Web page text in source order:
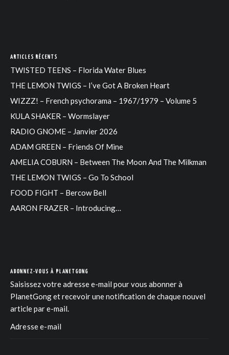
ARTICLES RÉCENTS
TWISTED TEENS – Florida Water Blues
THE LEMON TWIGS – I’ve Got A Broken Heart
WIZZZ! – French psychorama – 1967/1979 – Volume 5
KULA SHAKER – Wormslayer
RADIO GNOME – Janvier 2026
ADAM GREEN – Friends Of Mine
AMELIA COBURN – Between The Moon And The Milkman
THE LEMON TWIGS – Go To School
FOOD FIGHT – Bercow Bell
AARON FRAZER – Introducing…
ABONNEZ-VOUS À PLANETGONG
Saisissez votre adresse e-mail pour vous abonner à
PlanetGong et recevoir une notification de chaque nouvel
article par e-mail.